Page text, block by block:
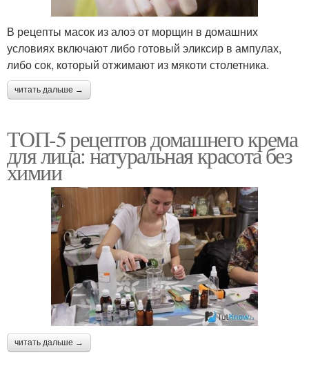
В рецепты масок из алоэ от морщин в домашних
условиях включают либо готовый эликсир в ампулах,
либо сок, который отжимают из мякоти столетника.
читать дальше →
ТОП-5 рецептов домашнего крема
для лица: натуральная красота без
химии
читать дальше →